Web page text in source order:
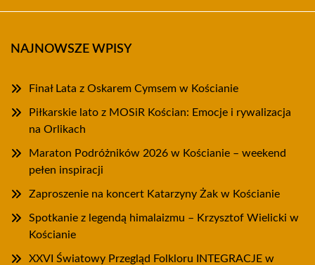
NAJNOWSZE WPISY
Finał Lata z Oskarem Cymsem w Kościanie
Piłkarskie lato z MOSiR Kościan: Emocje i rywalizacja
na Orlikach
Maraton Podróżników 2026 w Kościanie – weekend
pełen inspiracji
Zaproszenie na koncert Katarzyny Żak w Kościanie
Spotkanie z legendą himalaizmu – Krzysztof Wielicki w
Kościanie
XXVI Światowy Przegląd Folkloru INTEGRACJE w